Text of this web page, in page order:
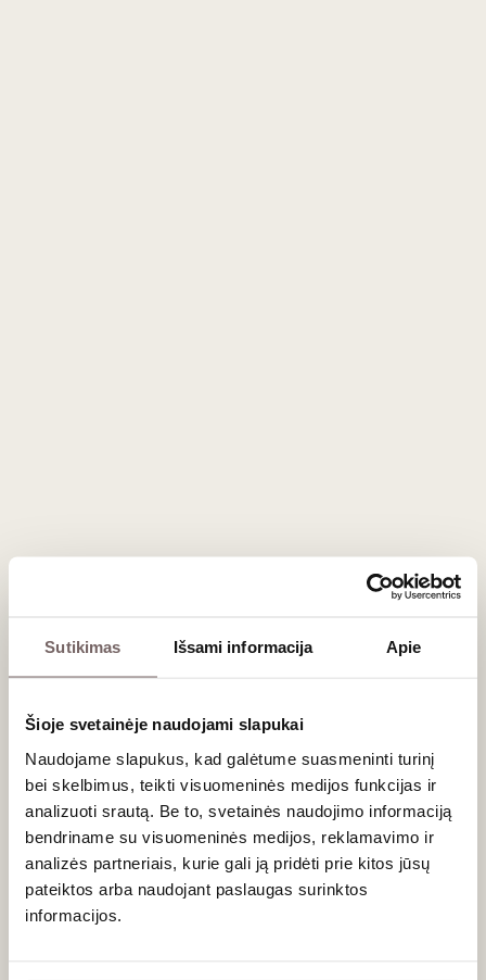
Sutikimas Išsami informacija Apie
Šioje svetainėje naudojami slapukai
Naudojame slapukus, kad galėtume suasmeninti turinį
bei skelbimus, teikti visuomeninės medijos funkcijas ir
analizuoti srautą. Be to, svetainės naudojimo informaciją
bendriname su visuomeninės medijos, reklamavimo ir
analizės partneriais, kurie gali ją pridėti prie kitos jūsų
pateiktos arba naudojant paslaugas surinktos
informacijos.
3000 €
Castillo de Canena ypač tyras Arbequina alyvuogių